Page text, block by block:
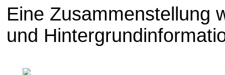
Eine Zusammenstellung
und